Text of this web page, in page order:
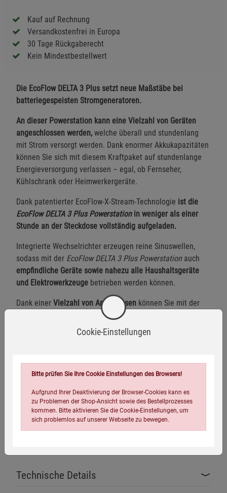
Kauf auf Rechnung
Versandkostenfrei in Europa
30 Tage Rückgaberecht
Kein Mindestbestellwert
Die EcoFlow DELTA 3 Plus setzt neue Maßstäbe bei
batteriegespeisten Stromgeneratoren.
An dieser Powerstation kann eine Vielzahl von Geräten
angeschlossen werden, welche überall und stundenlang
mit Strom versorgt werden. Dank enormer Akkukapazitäten
können Sie sich mit diesem Kraftpaket auf stundenlange
Energieversorgung verlassen – egal, ob Fernseher,
Kühlschrank oder Heimwerkergeräte.
Dank patentierter EcoFlow-X-Stream-Technologie ist die
EcoFlow DELTA 3 Plus Powerstationin weniger als einer
Stunde an der Steckdose vollständig aufgeladen.
Integrierte Wechselrichter erzeugen reine Sinuswellen,
sodass mit der EcoFlow DELTA 3 Plus Powerstation auch
empfindliche Geräte sowie nahezu alle Haushaltsgeräte
und Elektrowerkzeuge betrieben werden können.
Dank einer Vielzahl von Anschlüssen können Sie mit der
EcoFlow DELTA 3 Plus Powerstation
, sodass Sie sich auch unterwegs ganz
hervorragend als Vorsorge für einen Blackout geeignet.
Betrieb und die Möglichkeit der Verwendung in
Innenräumen.
Technische Details
Cookie-Einstellungen
Bitte prüfen Sie Ihre Cookie Einstellungen des Browsers!
Aufgrund Ihrer Deaktivierung der Browser-Cookies kann es
zu Problemen der Shop-Ansicht sowie des Bestellprozesses
kommen. Bitte aktivieren Sie die Cookie-Einstellungen, um
sich problemlos auf unserer Webseite zu bewegen.